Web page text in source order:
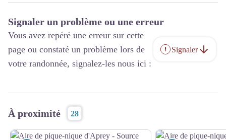
Signaler un problème ou une erreur
Vous avez repéré une erreur sur cette
page ou constaté un problème lors de
votre randonnée, signalez-les nous ici :
Signaler
À proximité 28